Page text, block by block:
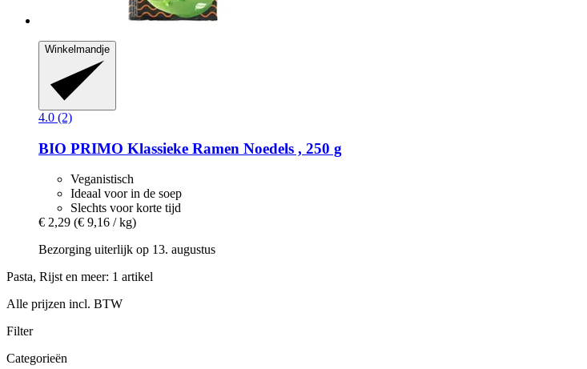
Winkelmandje
4.0 (2)
BIO PRIMO Klassieke Ramen Noedels , 250 g
Veganistisch
Ideaal voor in de soep
Slechts voor korte tijd
€ 2,29 (€ 9,16 / kg)
Bezorging uiterlijk op 13. augustus
Pasta, Rijst en meer: 1 artikel
Alle prijzen incl. BTW
Filter
Categorieën